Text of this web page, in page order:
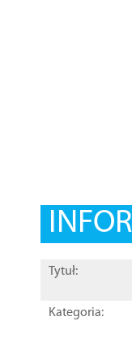
Tytuł:
Kategoria: